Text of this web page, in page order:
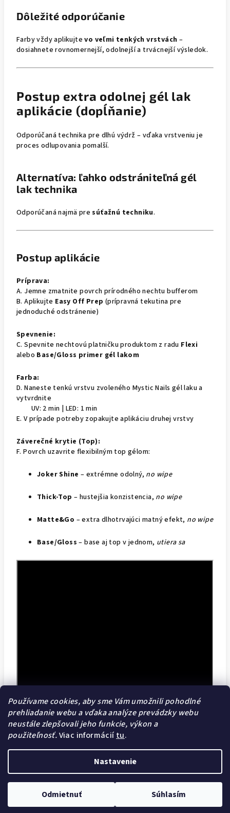
Používame cookies, aby sme Vám umožnili pohodlné
prehliadanie webu a vďaka analýze prevádzky webu
neustále zlepšovali jeho funkcie, výkon a
použiteľnosť.Viac informáciítu.
Nastavenie
Odmietnuť Súhlasím
Dôležité odporúčanie
Farby vždy aplikujtevo veľmi tenkých vrstvách –
dosiahnete rovnomernejší, odolnejší a trvácnejší výsledok.
Postup extra odolnej gél lak
aplikácie (dopĺňanie)
Odporúčaná technika pre dlhú výdrž – vďaka vrstveniu je
proces odlupovania pomalší.
Alternatíva: ľahko odstrániteľná gél
lak technika
Odporúčaná najmä presúťažnú techniku.
Postup aplikácie
Príprava:
A. Jemne zmatnite povrch prírodného nechtu bufferom
B. Aplikujte Easy Off Prep (prípravná tekutina pre
jednoduché odstránenie)
Spevnenie:
C. Spevnite nechtovú platničku produktom z radu Flexi
alebo Base/Gloss primer gél lakom
Farba:
D. Naneste tenkú vrstvu zvoleného Mystic Nails gél laku a
vytvrdnite
UV: 2 min | LED: 1 min
E. V prípade potreby zopakujte aplikáciu druhej vrstvy
Záverečné krytie (Top):
F. Povrch uzavrite flexibilným top gélom:
Joker Shine – extrémne odolný, no wipe
Thick-Top – hustejšia konzistencia, no wipe
Matte&Go – extra dlhotrvajúci matný efekt, no wipe
Base/Gloss – base aj top v jednom, utiera sa
Upraviť nastavenie cookies
Vytvoril Shoptet